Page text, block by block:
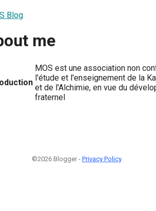
Blog
me
MOS est une association non
l'étude et l'enseignement de la
et de l'Alchimie, en vue du
fraternel
©2026 Blogger - Privacy Policy